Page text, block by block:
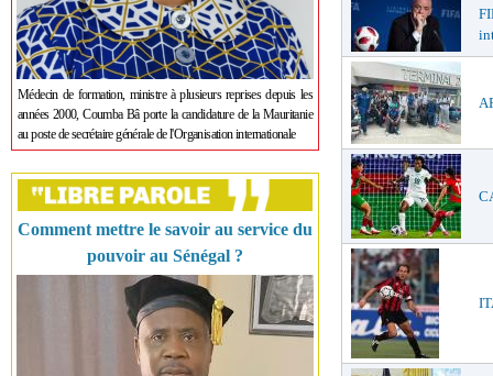
Médecin de formation, ministre à plusieurs reprises depuis les
années 2000, Coumba Bâ porte la candidature de la Mauritanie
au poste de secrétaire générale de l'Organisation internationale
Comment mettre le savoir au service du
pouvoir au Sénégal ?